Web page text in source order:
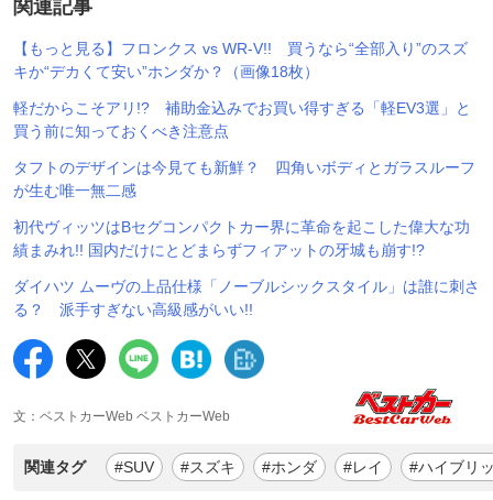
関連記事
【もっと見る】フロンクス vs WR-V!! 買うなら“全部入り”のスズ
キか“デカくて安い”ホンダか？（画像18枚）
軽だからこそアリ!? 補助金込みでお買い得すぎる「軽EV3選」と
買う前に知っておくべき注意点
タフトのデザインは今見ても新鮮？ 四角いボディとガラスルーフ
が生む唯一無二感
初代ヴィッツはBセグコンパクトカー界に革命を起こした偉大な功
績まみれ!! 国内だけにとどまらずフィアットの牙城も崩す!?
ダイハツ ムーヴの上品仕様「ノーブルシックスタイル」は誰に刺さ
る？ 派手すぎない高級感がいい!!
文：ベストカーWeb ベストカーWeb
関連タグ #SUV #スズキ #ホンダ #レイ #ハイブリ